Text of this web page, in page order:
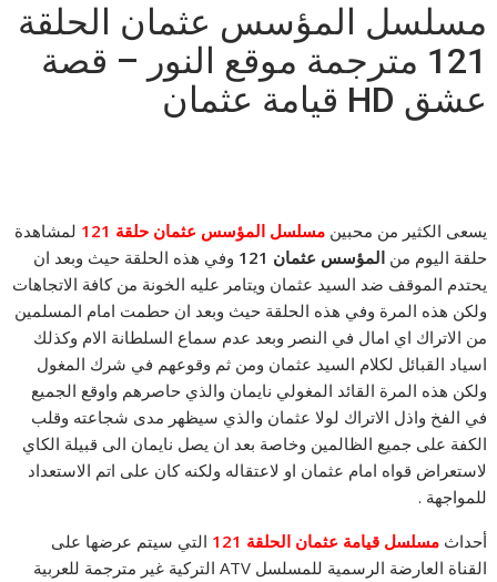
مسلسل المؤسس عثمان الحلقة
121 مترجمة موقع النور – قصة
عشق HD قيامة عثمان
يسعى الكثير من محبينمسلسل المؤسس عثمان حلقة 121
لمشاهدة
حلقة اليوم من المؤسس عثمان 121
وفي هذه الحلقة حيث وبعد ان
يحتدم الموقف ضد السيد عثمان ويتامر عليه الخونة من كافة الاتجاهات
ولكن هذه المرة وفي هذه الحلقة حيث وبعد ان حطمت امام المسلمين
من الاتراك اي امال في النصر وبعد عدم سماع السلطانة الام وكذلك
اسياد القبائل لكلام السيد عثمان ومن ثم وقوعهم في شرك المغول
ولكن هذه المرة القائد المغولي نايمان والذي حاصرهم واوقع الجميع
في الفخ واذل الاتراك لولا عثمان والذي سيظهر مدى شجاعته وقلب
الكفة على جميع الظالمين وخاصة بعد ان يصل نايمان الى قبيلة الكاي
لاستعراض قواه امام عثمان او لاعتقاله ولكنه كان على اتم الاستعداد
للمواجهة .
أحداث مسلسل قيامة عثمان الحلقة 121
التي سيتم عرضها على
القناة العارضة الرسمية للمسلسل ATV التركية غير مترجمة للعربية